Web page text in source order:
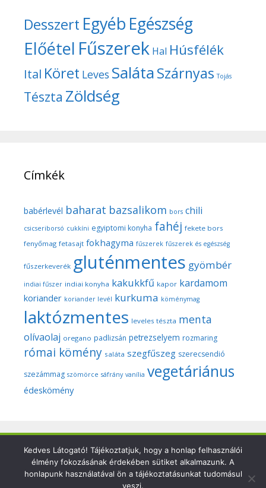
Desszert Egyéb Egészség
Előétel Fűszerek Hal Húsfélék
Ital Köret Leves SalátaSzárnyas Tojás
Tészta Zöldség
Címkék
babérlevél baharat bazsalikom bors chili
csicseriborsó cukkíni egyiptomi konyha fahéj fekete bors
fenyőmag fetasajt fokhagyma fűszerek fűszerek és egészség
fűszerkeverék gluténmentes gyömbér
indiai fűszer indiai konyha kakukkfű kapor kardamom
koriander koriander levél kurkuma köménymag
laktózmentes leveles tészta menta
olívaolaj oregano padlizsán petrezselyem rozmaring
római kömény saláta szegfűszeg szerecsendió
szezámmag szömörce sáfrány vanília vegetáriánus
édeskömény
Copyright © 2026 Szegedi Fűszeres - Minden fotó és anyag
ezen a weboldalon a szerző (Dr. Nyári Zsuzsa) kizárólagos
tulajdonát képezi és a nemzetközi szerzői jogi törvények
Kedves Látogató! Tájékoztatjuk, hogy a honlap felhasználói
élmény fokozásának érdekében sütiket alkalmazunk. A
honlapunk használatával ön a tájékoztatásunkat tudomásul
veszi.